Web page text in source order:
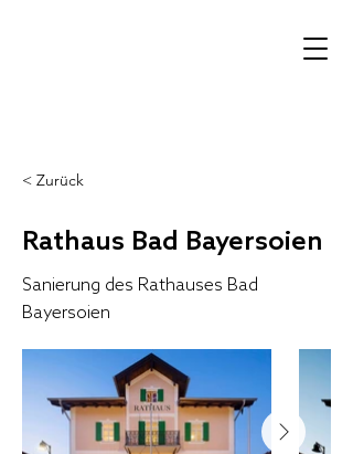
< Zurück
Rathaus Bad Bayersoien
Sanierung des Rathauses Bad
Bayersoien